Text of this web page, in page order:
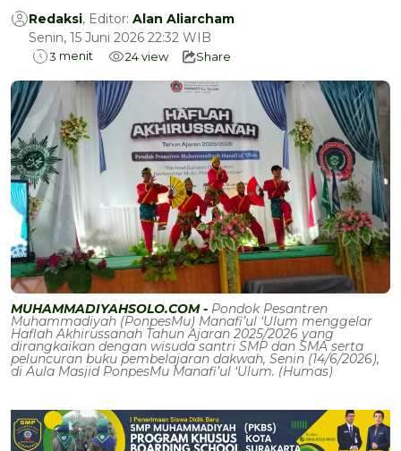
Redaksi, Editor: Alan Aliarcham
Senin, 15 Juni 2026 22:32 WIB
3 menit 24view Share
MUHAMMADIYAHSOLO.COM - Pondok Pesantren
Muhammadiyah (PonpesMu) Manafi’ul ‘Ulum menggelar
Haflah Akhirussanah Tahun Ajaran 2025/2026 yang
dirangkaikan dengan wisuda santri SMP dan SMA serta
peluncuran buku pembelajaran dakwah, Senin (14/6/2026),
di Aula Masjid PonpesMu Manafi’ul ‘Ulum. (Humas)